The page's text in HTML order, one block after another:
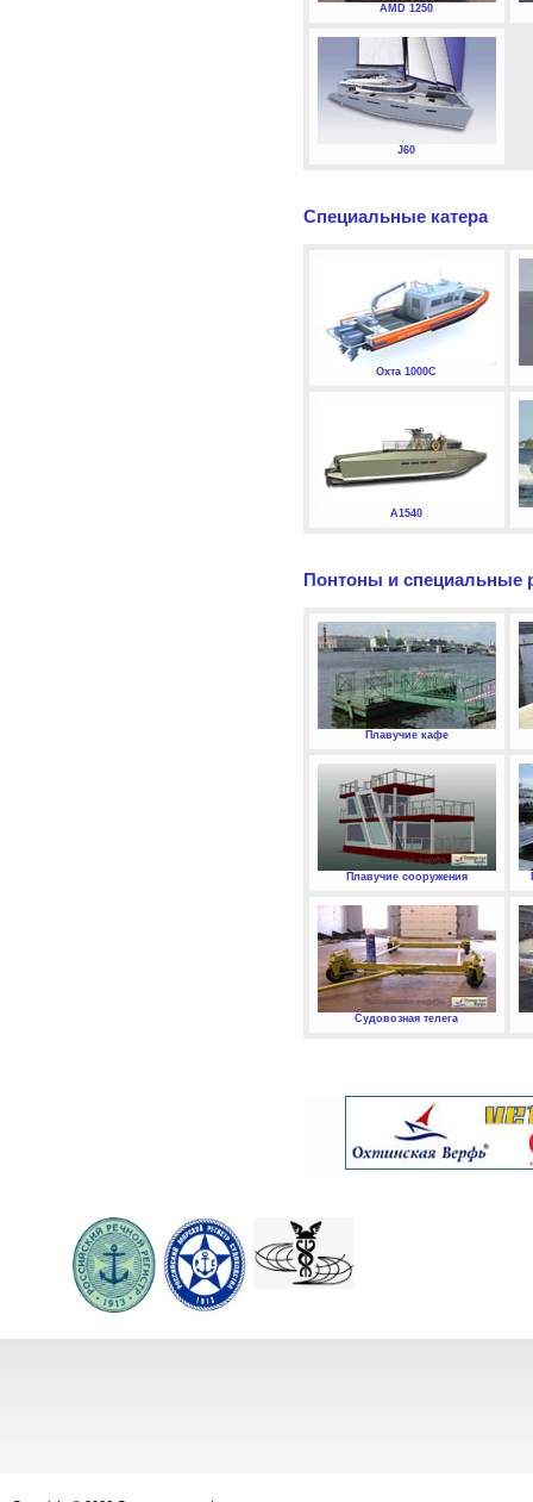
AMD 1250
J60
Специальные катера
Охта 1000С
А1540
Понтоны и специальные
Плавучие кафе
Плавучие сооружения
Судовозная телега